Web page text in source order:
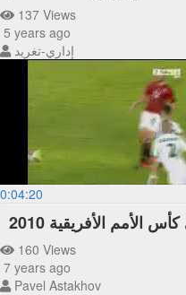
137 Views
5 years ago
إداري-تغريد
0:04:20
160 Views
7 years ago
Pavel Astakhov